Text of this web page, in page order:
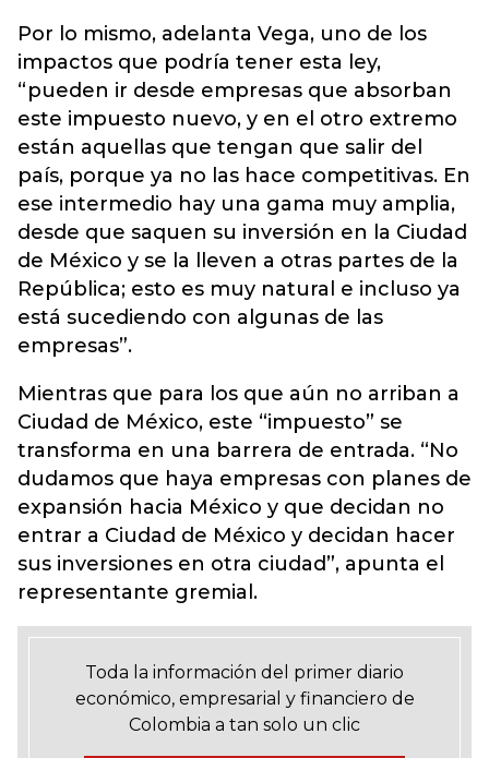
Por lo mismo, adelanta Vega, uno de los
impactos que podría tener esta ley,
“pueden ir desde empresas que absorban
este impuesto nuevo, y en el otro extremo
están aquellas que tengan que salir del
país, porque ya no las hace competitivas. En
ese intermedio hay una gama muy amplia,
desde que saquen su inversión en la Ciudad
de México y se la lleven a otras partes de la
República; esto es muy natural e incluso ya
está sucediendo con algunas de las
empresas”.
Mientras que para los que aún no arriban a
Ciudad de México, este “impuesto” se
transforma en una barrera de entrada. “No
dudamos que haya empresas con planes de
expansión hacia México y que decidan no
entrar a Ciudad de México y decidan hacer
sus inversiones en otra ciudad”, apunta el
representante gremial.
Toda la información del primer diario
económico, empresarial y financiero de
Colombia a tan solo un clic